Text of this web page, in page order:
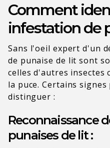
Comment
infestation de
Sans l'oeil expert d'un
de punaise de lit sont
celles d'autres insectes
la puce. Certains
distinguer :
Reconnaissance
punaises de lit :